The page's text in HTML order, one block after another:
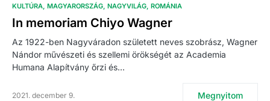
KULTÚRA MAGYARORSZÁG NAGYVILÁG ROMÁNIA
In memoriam Chiyo Wagner
Az 1922-ben Nagyváradon született neves szobrász, Wagner
Nándor művészeti és szellemi örökségét az Academia
Humana Alapítvány őrzi és…
2021. december 9. Megnyitom